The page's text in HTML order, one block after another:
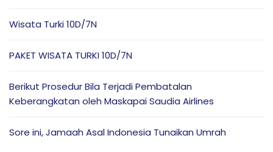
Wisata Turki 10D/7N
PAKET WISATA TURKI 10D/7N
Berikut Prosedur Bila Terjadi Pembatalan
Keberangkatan oleh Maskapai Saudia Airlines
Sore ini, Jamaah Asal Indonesia Tunaikan Umrah